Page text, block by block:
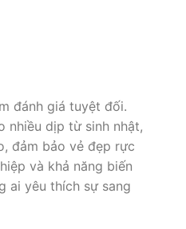
đánh giá tuyệt đối.
nhiều dịp từ sinh nhật,
đảm bảo vẻ đẹp rực
và khả năng biến
ai yêu thích sự sang